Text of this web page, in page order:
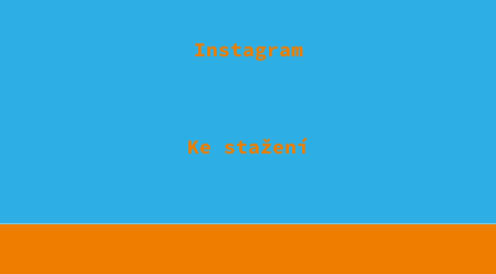
Instagram
Ke stažení